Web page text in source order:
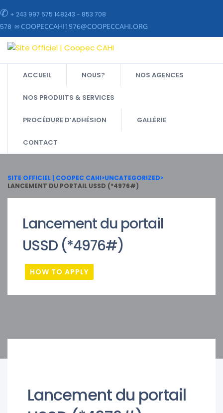
✆ + 243 997 675 148243 - 853 708
578 ✉ COOPECCAHI1976@COOPECCAHI.ORG
ACCUEIL NOUS? NOS AGENCES
NOS PRODUITS & SERVICES
PROCÉDURE D’ADHÉSION GALLÉRIE
CONTACT
SITE OFFICIEL | COOPEC CAHI>UNCATEGORIZED>
LANCEMENT DU PORTAIL USSD (*4976#)
Lancement du portail
USSD (*4976#)
HOW TO APPLY
Lancement du portail